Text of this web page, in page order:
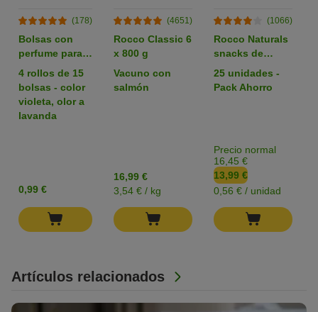
Artículos relacionados
(178)
Bolsas con
perfume para
heces
4 rollos de 15
bolsas - color
violeta, olor a
lavanda
0,99 €
(4651)
Rocco Classic 6
x 800 g
Vacuno con
salmón
16,99 €
3,54 € / kg
(1066)
Rocco Naturals
snacks de
nervio de buey
para perros
25 unidades -
Pack Ahorro
Precio normal
16,45 €
13,99 €
0,56 € / unidad